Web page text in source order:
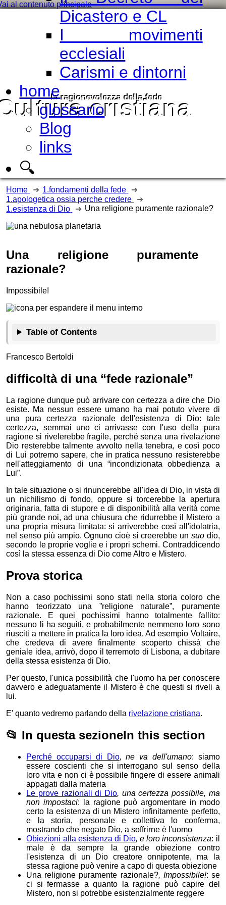
al contenuto principale
cristiana
la ragionevolezza della fede
Dicastero e CL
I movimenti
ecclesiali
Carismi e dintorni
home
glossario
Blog
links
🔍
Home
1.fondamenti della fede
1.apologetica ossia perche credere
1.esistenza di Dio
Una religione puramente razionale?
Una religione puramente
razionale?
Impossibile!
Table of Contents
Francesco Bertoldi
difficoltà di una “fede razionale”
La ragione dunque può arrivare con certezza a dire che Dio
esiste. Ma nessun essere umano ha mai potuto vivere di
una pura certezza razionale dell'esistenza di Dio: tale
certezza, semmai uno ci arrivasse con l'uso della pura
ragione si rivelerebbe fragile, perché senza una rivelazione
Dio resterebbe talmente avvolto nella tenebra, e così poco
di Lui potremo sapere, che in pratica nessuno resisterebbe
nell'atteggiamento di una “incondizionata obbedienza a
Lui”.
In tale situazione o si rinuncerebbe all'idea di Dio, in vista di
un nichilismo di fondo, oppure si torcerebbe la apertura
originaria, fatta di stupore e di disponibilità alla verità come
più grande noi, ad una chiusura che ridurrebbe il Mistero a
una propria misura limitata: si arriverebbe così all'idolatria,
nel senso più ampio. Ognuno cioè si creerebbe un suodio,
secondo le proprie voglie e i propri schemi. Contraddicendo
così la stessa essenza di Dio come Altro e Mistero.
Prova storica
Non a caso pochissimi sono stati nella storia coloro che
hanno teorizzato una ”religione naturale”, puramente
razionale. E quei pochissimi hanno totalmente fallito:
nessuno li ha seguiti, e probabilmente nemmeno loro sono
riusciti a mettere in pratica la loro idea. Ad esempio Voltaire,
che credeva di avere finalmente scoperto chissà che
geniale idea, arrivò, dopo il terremoto di Lisbona, a dubitare
della stessa esistenza di Dio.
Per questo, l'unica possibilità che l'uomo ha per conoscere
davvero e adeguatamente il Mistero è che questi si riveli a
lui.
E' quanto vedremo parlando della rivelazione cristiana.
📂 In questa sezioneIn this section
Perché occuparsi di Dio, ne va dell'umano: siamo
essere coscienti che si interrogano sul senso della
loro vita e non ci è possibile fingere di essere animali
appagati dalla materia
Le prove razionali di Dio, una certezza possibile, ma
non impostaci: la ragione può argomentare in modo
certo la esistenza di un Mistero infinitamente perfetto,
e la storia, personale e collettiva lo conferma,
mostrando che negato Dio, a soffrirne è l'uomo
Obiezioni alla esistenza di Dio, e loro inconsistenza: il
male è da sempre la grande obiezione contro
l'esistenza di un Dio creatore onnipotente, ma la
stessa ragione può venire a capo di questa obiezione
Una religione puramente razionale?, Impossibile!: se
ci si fermasse a quanto la ragione può capire del
Mistero, non si potrebbe esistenzialmente reggere